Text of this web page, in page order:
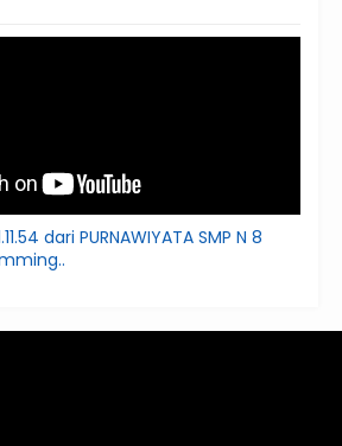
dari PURNAWIYATA SMP N 8